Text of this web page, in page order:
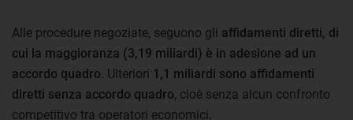
Alle procedure negoziate, seguono gli affidamenti diretti, di
cui la maggioranza (3,19 miliardi) è in adesione ad un
accordo quadro . Ulteriori 1,1 miliardi sono affidamenti
diretti senza accordo quadro, cioè senza alcun confronto
competitivo tra operatori economici.